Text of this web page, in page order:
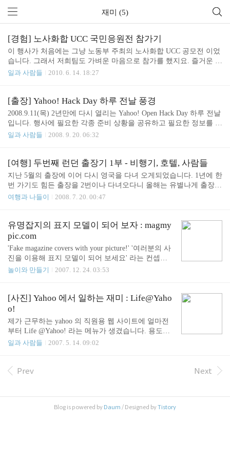
재미 (5)
[경험] 노사화합 UCC 국민응원전 참가기
이 행사가 처음에는 그냥 노동부 주최의 노사화합 UCC 공모전 이었
습니다. 그래서 저희팀도 가벼운 마음으로 참가를 했지요. 즐거운 회
사를 만들기 위한 사내 캠페인 동영상이 있었으니까요. 그런데 어느
다. 연습할 시간이 별로 없던 동료들은 하루 1시간씩 3일 동안 짧고
굵게 연습을 했구요. 하루 종일 추적추적 비가 내리던 2010년 6월 12
일(토) 오후 3시, 한국과 그리스 전의 월드컵 경기가 있던 날 홍대로
대로 살린 '여자 미니미' ㅋㅋ '이만큼 미니미가 잘어울리는 사람은
일과 사람들 2010. 6. 14. 18:27
[출장] Yahoo! Hack Day 하루 전날 풍경
2008.9.11(목) 2년만에 다시 열리는 Yahoo! Open Hack Day 하루 전날
입니다. 행사에 필요한 각종 준비 상황을 공유하고 필요한 정보를 나
누기 위해 모든 자원 봉사자들이 모였습니다. 미국 본사뿐만이 아니
꼼히 챙깁니다. 이분이 이번 행사 전체를 총괄하시는 Havi입니다. 친
절하고 꼼꼼하고 다정한 이모 같은 분이죠. 다리에 있는 직원 배지를
보면 아래쪽에 주황색 선이 보이는데 이것은 바로 '10+ Years of Servi
쪽의 키보드를 들고 계신 분은 http://kentbr..
일과 사람들 2008. 9. 20. 06:32
[여행] 두번째 런던 출장기 1부 - 비행기, 호텔, 사람들
지난 5월의 출장에 이어 다시 영국을 다녀 오게되었습니다. 1년에 한
번 가기도 힘든 출장을 2번이나 다녀오다니 올해는 유별나게 출장복
(?)이 많은 한 해 인가 봅니다. 비행시간이 10시간이 넘는 장거리 여
좌석의 장/단점은 아래와 같습니다. - 장점 발 앞쪽의 공간이 넓다 이
동이 자유롭다 이착륙 시에 승무원과 덕담을 나눌 수 있다 - 단점 :
화장실 가는 사람들이 이곳에서 대기한다 좌석 등받이 수납 공간이
없어서 다소 불편하다 다리가 긴 분들은 비상구 자리를 이용하는 것
도 좋겠지만 개인적으로는 그냥 통로쪽 좌석을 이용하는게 속 편하
네요. 그리고 지난번에는 아시아나를 , 이번에..
여행과 나들이 2008. 7. 20. 00:47
유명잡지의 표지 모델이 되어 보자 : magmy
pic.com
'Fake magazine covers with your picture!' '여러분의 사
진을 이용해 표지 모델이 되어 보세요' 라는 컨셉의
서비스 http://magmypic.com. 이 사이트의 장점은 무
는 잡지 표지를 선택하면 끝! 간단하게 만들어본 샘
플을 몇 가지 보시죠 저의 팀 동료들입니다. 하!하! V
OGUE 타이포와 파란 하늘이 잘 어울리죠. 맥북프로
에 붙어있는 카메라를 보고 좋아하는 아이들 귀여운
웃음이 자랑거리인 둘째 Otto. 그리고 접니다. 연말을
맞아 오랜만에 만난 사람들과 찍은 사진으로 표지를
고해상도를 지원하지 않는다. - ..
놀이와 만들기 2007. 12. 24. 03:53
[사진] Yahoo 에서 일하는 재미 : Life@Yaho
o!
제가 근무하는 yahoo 의 직원용 웹 사이트에 얼마전
부터 Life @Yahoo! 라는 메뉴가 생겼습니다. 용도를
보니 직원들의 회사 생활 사진을 등록하는 공간이군
시고 잠시 웃으시기 바랍니다. 생일을 맞은 동료를
좋아하는 동료를 위해 반담 사진으로 도배를 해 주었
일과 사람들 2007. 5. 14. 09:02
Prev Next
Blog is powered by Daum / Designed byTistory